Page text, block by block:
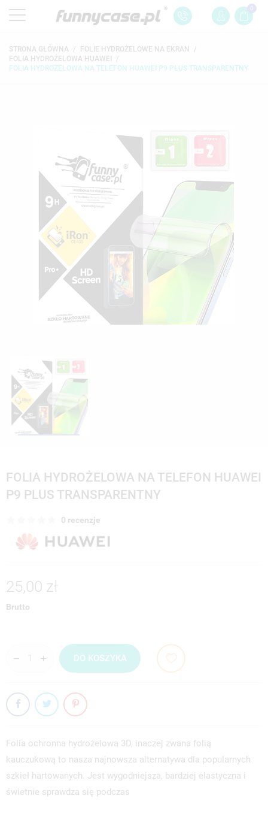
0
STRONA GŁÓWNA
FOLIE HYDROŻELOWE NA EKRAN
FOLIA HYDROŻELOWA HUAWEI
FOLIA HYDROŻELOWA NA TELEFON HUAWEI P9 PLUS TRANSPARENTNY
FOLIA HYDROŻELOWA NA TELEFON HUAWEI
P9 PLUS TRANSPARENTNY
0 recenzje
25,00 zł
Brutto
DO KOSZYKA
Folia ochronna hydrożelowa 3D, inaczej zwana folią
kauczukową to nasza najnowsza alternatywa dla popularnych
szkieł hartowanych. Jest wygodniejsza, bardziej elastyczna i
świetnie sprawdza się podczas